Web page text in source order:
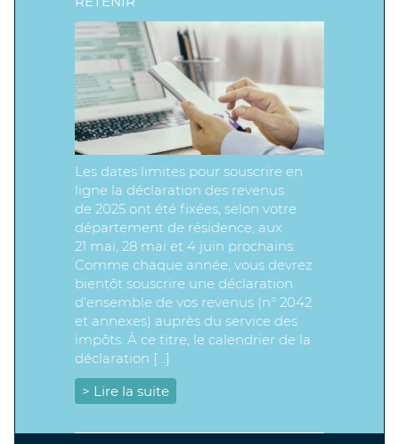
Les dates limites pour souscrire en
ligne la déclaration des revenus
de 2025 ont été fixées, selon votre
département de résidence, aux
21 mai, 28 mai et 4 juin prochains.
Comme chaque année, vous devrez
bientôt souscrire une déclaration
d’ensemble de vos revenus (n° 2042
et annexes) auprès du service des
impôts. À ce titre, le calendrier de la
déclaration […]
> Lire la suite